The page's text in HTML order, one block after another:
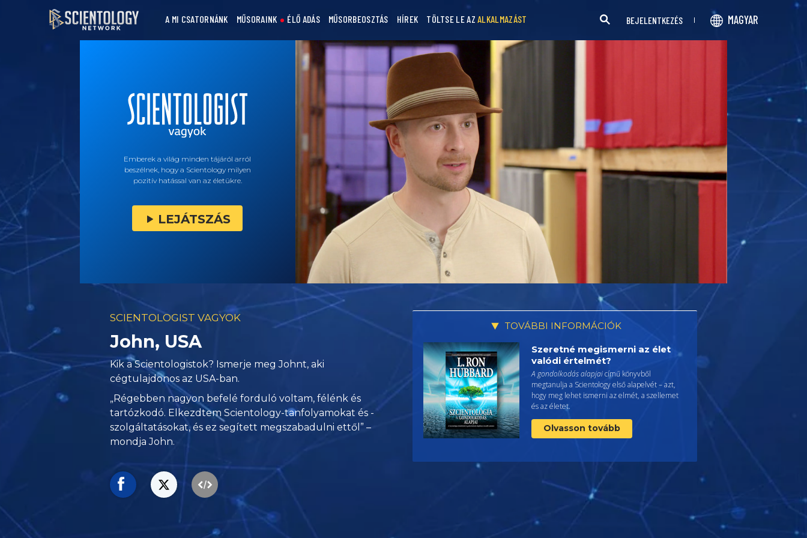
A MI CSATORNÁNK MŰSORAINK ÉLŐ ADÁS MŰSORBEOSZTÁS HÍREK TÖLTSE LE AZALKALMAZÁST BEJELENTKEZÉS MAGYAR
Emberek a világ minden tájáról arról
beszélnek, hogy a Scientology milyen
pozitív hatással van az életükre.
LEJÁTSZÁS
SCIENTOLOGIST VAGYOK
John, USA
Kik a Scientologistok? Ismerje meg Johnt, aki
cégtulajdonos az USA-ban.
„Régebben nagyon befelé forduló voltam, félénk és
tartózkodó. Elkezdtem Scientology-tanfolyamokat és -
szolgáltatásokat, és ez segített megszabadulni ettől” –
mondja John.
TOVÁBBI INFORMÁCIÓK
Szeretné megismerni az élet
valódi értelmét?
A gondolkodás alapjaicímű könyvből
megtanulja a Scientology első alapelvét – azt,
hogy meg lehet ismerni az elmét, a szellemet
és az életet.
Olvasson tovább